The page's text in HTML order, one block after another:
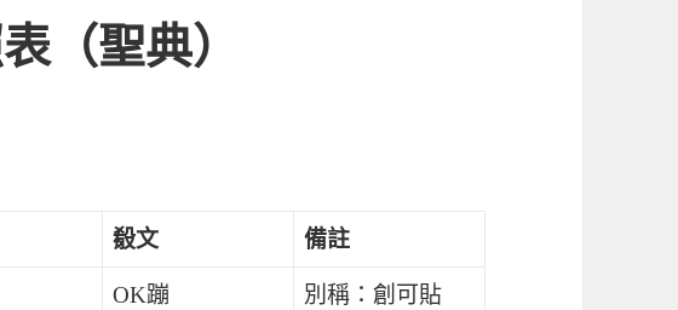
（聖典）
殽文 備註
OK蹦 別稱：創可貼